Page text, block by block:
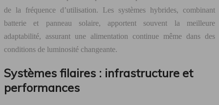
de la fréquence d’utilisation. Les systèmes hybrides, combinant
batterie et panneau solaire, apportent souvent la meilleure
adaptabilité, assurant une alimentation continue même dans des
conditions de luminosité changeante.
Systèmes filaires : infrastructure et
performances